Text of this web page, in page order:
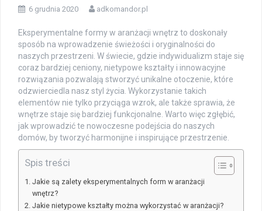
6 grudnia 2020 adkomandor.pl
Eksperymentalne formy w aranżacji wnętrz to doskonały
sposób na wprowadzenie świeżości i oryginalności do
naszych przestrzeni. W świecie, gdzie indywidualizm staje się
coraz bardziej ceniony, nietypowe kształty i innowacyjne
rozwiązania pozwalają stworzyć unikalne otoczenie, które
odzwierciedla nasz styl życia. Wykorzystanie takich
elementów nie tylko przyciąga wzrok, ale także sprawia, że
wnętrze staje się bardziej funkcjonalne. Warto więc zgłębić,
jak wprowadzić te nowoczesne podejścia do naszych
domów, by tworzyć harmonijne i inspirujące przestrzenie.
Spis treści
Jakie są zalety eksperymentalnych form w aranżacji
wnętrz?
Jakie nietypowe kształty można wykorzystać w aranżacji?